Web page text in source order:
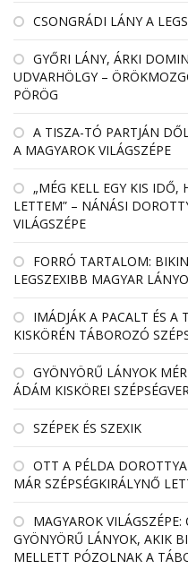
CSONGRÁDI LÁNY A
GYŐRI LÁNY, ÁRKI
UDVARHÖLGY –
PÖRÖG
A TISZA-TÓ PARTJÁN
A MAGYAROK VILÁGSZÉPE
„MÉG KELL EGY KIS IDŐ,
LETTEM” – NÁNÁSI
VILÁGSZÉPE
FORRÓ TARTALOM:
LEGSZEXIBB MAGYAR
IMÁDJÁK A PACALT ÉS A
KISKÖRÉN TÁBOROZÓ
GYÖNYÖRŰ LÁNYOK
ÁDÁM KISKÖREI
SZÉPEK ÉS SZEXIK
OTT A PÉLDA
MÁR SZÉPSÉGKIRÁLYNŐ
MAGYAROK
GYÖNYÖRŰ LÁNYOK, AKIK
MELLETT PÓZOLNAK A